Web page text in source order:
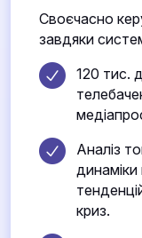
Своєчасно
завдяки
120 тис.
Аналіз
криз.